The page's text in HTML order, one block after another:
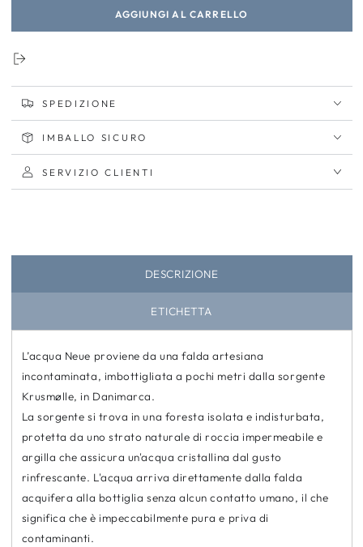
AGGIUNGI AL CARRELLO
SPEDIZIONE
IMBALLO SICURO
SERVIZIO CLIENTI
DESCRIZIONE
ETICHETTA
L’acqua Neue proviene da una falda artesiana
incontaminata, imbottigliata a pochi metri dalla sorgente
Krusmølle, in Danimarca.
La sorgente si trova in una foresta isolata e indisturbata,
protetta da uno strato naturale di roccia impermeabile e
argilla che assicura un'acqua cristallina dal gusto
rinfrescante. L'acqua arriva direttamente dalla falda
acquifera alla bottiglia senza alcun contatto umano, il che
significa che è impeccabilmente pura e priva di
contaminanti.